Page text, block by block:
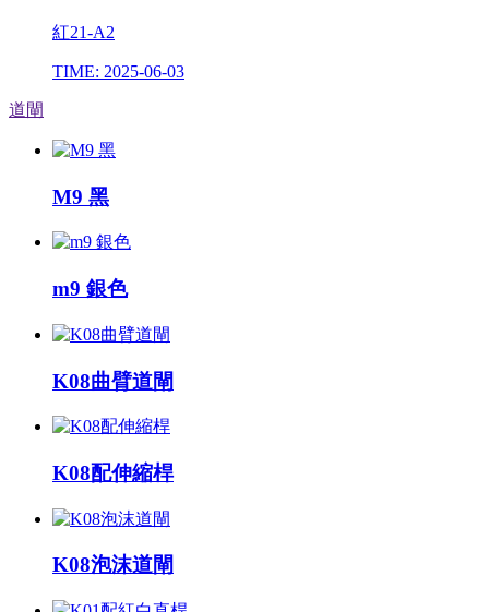
紅21-A2
TIME: 2025-06-03
道閘
M9 黑
m9 銀色
K08曲臂道閘
K08配伸縮桿
K08泡沫道閘